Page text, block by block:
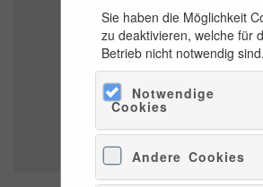
Sie haben die Möglichkeit
zu deaktivieren, welche für
Betrieb nicht notwendig sind.
Notwendige
Cookies
Andere Cookies